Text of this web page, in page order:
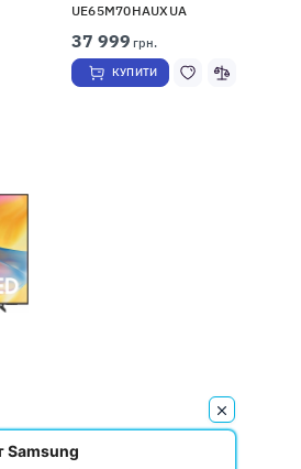
UE65M70HAUXUA
37 999 грн.
КУПИТИ
Samsung